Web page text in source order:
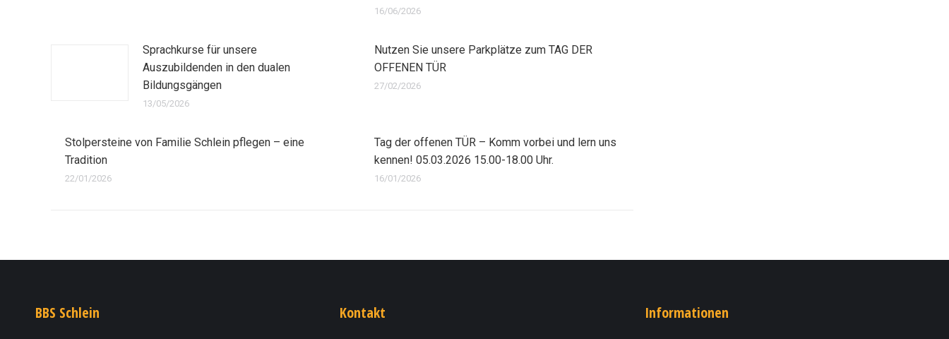
16/06/2026
Sprachkurse für unsere
Auszubildenden in den dualen
Bildungsgängen
13/05/2026
Nutzen Sie unsere Parkplätze zum TAG DER
OFFENEN TÜR
27/02/2026
Stolpersteine von Familie Schlein pflegen – eine
Tradition
22/01/2026
Tag der offenen TÜR – Komm vorbei und lern uns
kennen! 05.03.2026 15.00-18.00 Uhr.
16/01/2026
BBS Schlein Kontakt Informationen